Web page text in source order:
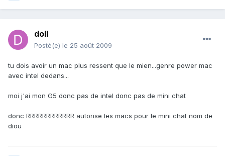
doll
Posté(e) le 25 août 2009
tu dois avoir un mac plus ressent que le mien...genre power mac
avec intel dedans...
moi j'ai mon G5 donc pas de intel donc pas de mini chat
donc RRRRRRRRRRRR autorise les macs pour le mini chat nom de
diou